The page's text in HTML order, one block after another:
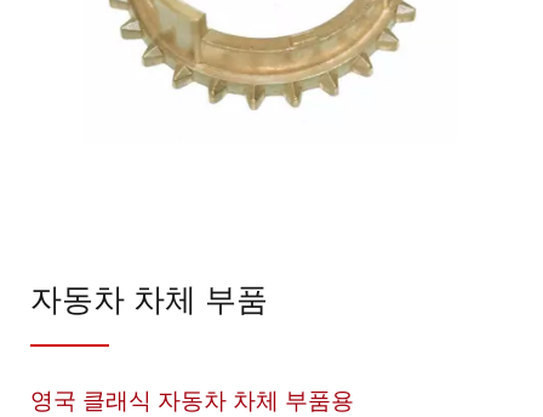
자동차 차체 부품
영국 클래식 자동차 차체 부품용